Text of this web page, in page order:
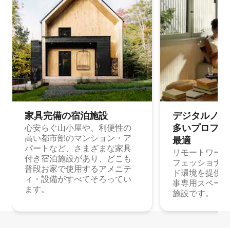
家具完備の宿⁠泊⁠施⁠設
心安らぐ山小屋や、利便性の
高い都市部のマンション・ア
パートなど、さまざまな家具
付き宿泊施設があり、どこも
普段お家で使用するアメニテ
ィ・設備がすべてそろってい
ます。
デジタルノ
多⁠いプ⁠ロ⁠フ⁠
最⁠適
リモートワー
フェッショナ
ド環境を提供
事専用スペー
施設です。